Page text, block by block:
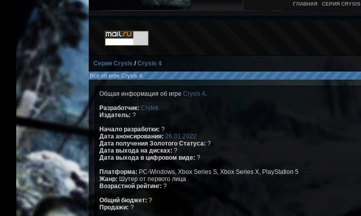
ГЛАВНАЯ СЕРИЯ CRYSIS
Серия Crysis /Crysis 4
Всё об игре Crysis 4.
Общая информация об игре Crysis 4.
Разработчик: Crytek
Издатель: ?
Начало разработки: ?
Дата анонсирования: 26.01.2022
Дата получения Золотого Статуса: ?
Дата выхода на дисках: ?
Дата выхода в цифровом виде: ?
Платформа: PC-Windows, Xbox Series S, Xbox Series X, PlayStation 5
Жанр: Шутер от первого лица
Возрастной рейтинг: ?
Общий бюджет: ?
Продажи: ?